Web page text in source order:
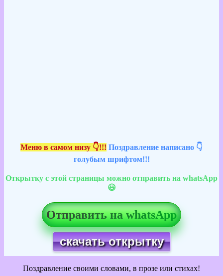
Меню в самом низу 👇!!! Поздравление написано 👇
голубым шрифтом!!!
Открытку с этой страницы можно отправить на whatsApp
😃
Отправить на whatsApp
скачать открытку
Поздравление своими словами, в прозе или стихах!